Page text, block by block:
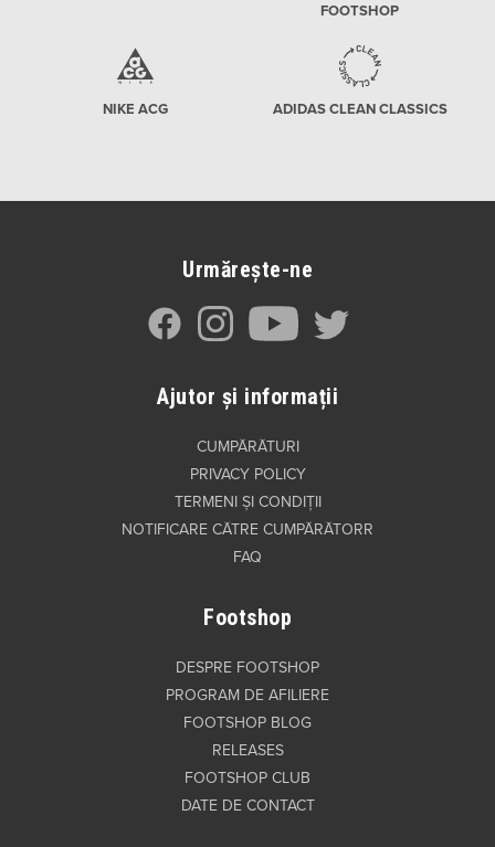
FOOTSHOP
NIKE ACG ADIDAS CLEAN CLASSICS
Urmărește-ne
Ajutor și informații
CUMPĂRĂTURI
PRIVACY POLICY
TERMENI ȘI CONDIȚII
NOTIFICARE CĂTRE CUMPĂRĂTORR
FAQ
Footshop
DESPRE FOOTSHOP
PROGRAM DE AFILIERE
FOOTSHOP BLOG
RELEASES
FOOTSHOP CLUB
DATE DE CONTACT